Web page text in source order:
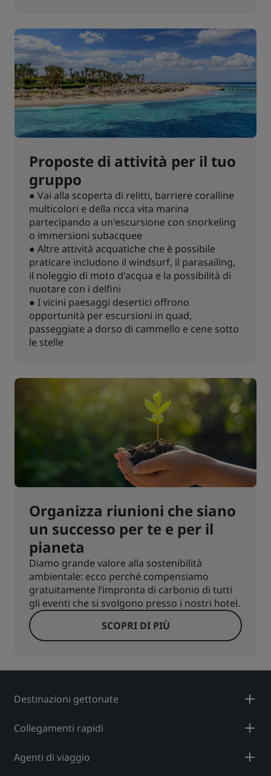
Proposte di attività per il tuo
gruppo
● Vai alla scoperta di relitti, barriere coralline
multicolori e della ricca vita marina
partecipando a un'escursione con snorkeling
o immersioni subacquee
● Altre attività acquatiche che è possibile
praticare includono il windsurf, il parasailing,
il noleggio di moto d'acqua e la possibilità di
nuotare con i delfini
● I vicini paesaggi desertici offrono
opportunità per escursioni in quad,
passeggiate a dorso di cammello e cene sotto
le stelle
Organizza riunioni che siano
un successo per te e per il
pianeta
Diamo grande valore alla sostenibilità
ambientale: ecco perché compensiamo
gratuitamente l’impronta di carbonio di tutti
gli eventi che si svolgono presso i nostri hotel.
SCOPRI DI PIÙ
Destinazioni gettonate
Collegamenti rapidi
Agenti di viaggio